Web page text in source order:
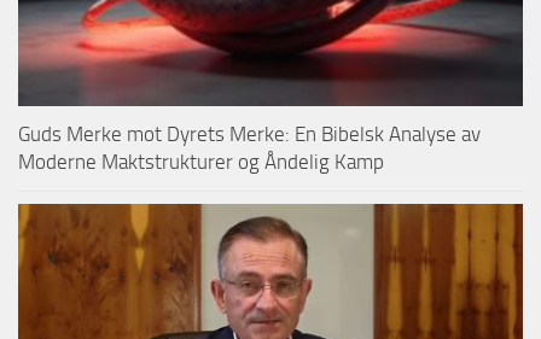
Guds Merke mot Dyrets Merke: En Bibelsk Analyse av
Moderne Maktstrukturer og Åndelig Kamp